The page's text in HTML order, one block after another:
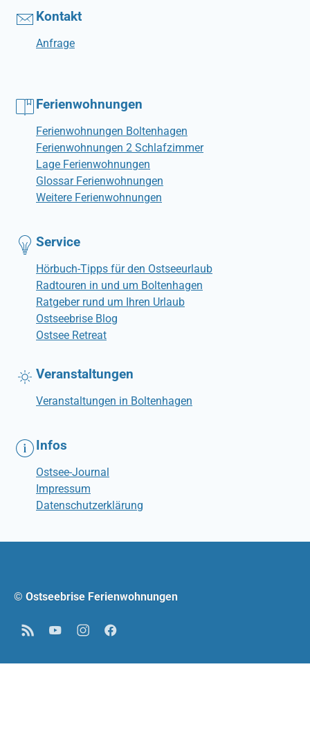
Kontakt
Anfrage
Ferienwohnungen
Ferienwohnungen Boltenhagen
Ferienwohnungen 2 Schlafzimmer
Lage Ferienwohnungen
Glossar Ferienwohnungen
Weitere Ferienwohnungen
Service
Hörbuch-Tipps für den Ostseeurlaub
Radtouren in und um Boltenhagen
Ratgeber rund um Ihren Urlaub
Ostseebrise Blog
Ostsee Retreat
Veranstaltungen
Veranstaltungen in Boltenhagen
Infos
Ostsee-Journal
Impressum
Datenschutzerklärung
© Ostseebrise Ferienwohnungen
RSS YouTubeInstagramFacebook